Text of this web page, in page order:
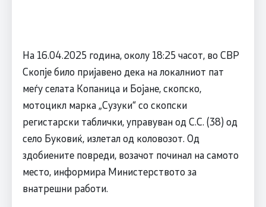
На 16.04.2025 година, околу 18:25 часот, во СВР
Скопје било пријавено дека на локалниот пат
меѓу селата Копаница и Бојане, скопско,
мотоцикл марка „Сузуки“ со скопски
регистарски таблички, управуван од С.С. (38) од
село Буковиќ, излетал од коловозот. Од
здобиените повреди, возачот починал на самото
место, информира Министерството за
внатрешни работи.